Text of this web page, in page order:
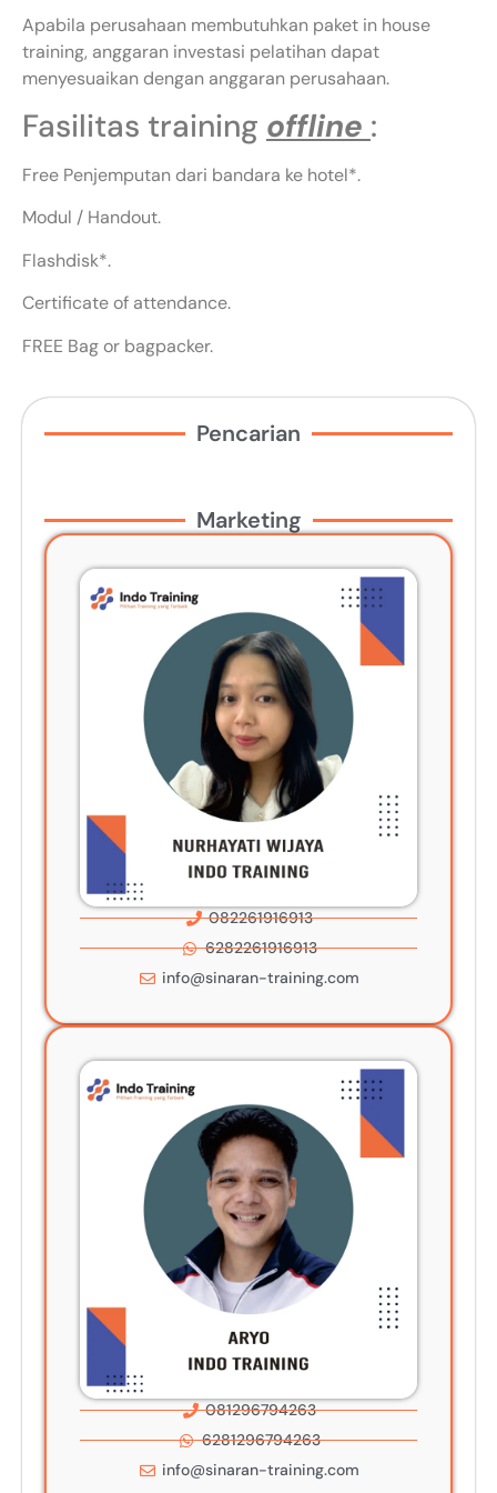
Apabila perusahaan membutuhkan paket in house
training, anggaran investasi pelatihan dapat
menyesuaikan dengan anggaran perusahaan.
Fasilitas training offline :
Free Penjemputan dari bandara ke hotel*.
Modul / Handout.
Flashdisk*.
Certificate of attendance.
FREE Bag or bagpacker.
Pencarian
Marketing
082261916913
6282261916913
info@sinaran-training.com
081296794263
6281296794263
info@sinaran-training.com